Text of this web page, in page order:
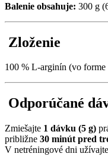
Balenie obsahuje: 300 g
Zloženie
100 % L-arginín (vo
Odporúčané
Zmiešajte 1 dávku (5 g)
približne 30 minút pred
V netréningové dni užívajte